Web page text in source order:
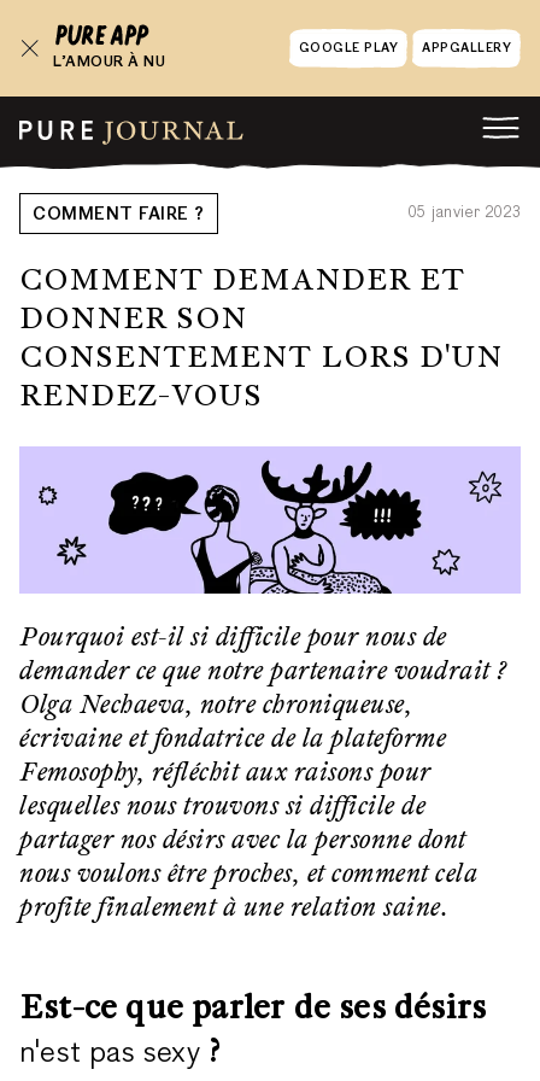
L’AMOUR À NU
GOOGLE PLAY APPGALLERY
COMMENT FAIRE ? 05 janvier 2023
COMMENT DEMANDER ET
DONNER SON
CONSENTEMENT LORS D'UN
RENDEZ-VOUS
Pourquoi est-il si difficile pour nous de
demander ce que notre partenaire voudrait ?
Olga Nechaeva, notre chroniqueuse,
écrivaine et fondatrice de la plateforme
Femosophy, réfléchit aux raisons pour
lesquelles nous trouvons si difficile de
partager nos désirs avec la personne dont
nous voulons être proches, et comment cela
profite finalement à une relation saine.
Est-ce que parler de ses désirs
n'est pas sexy ?